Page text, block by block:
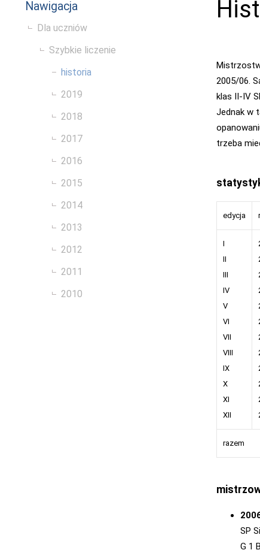
Nawigacja
Dla uczniów
Szybkie liczenie
historia
2019
2018
2017
2016
2015
2014
2013
2012
2011
2010
2005/06.
klas II-IV
Jednak w
trzeba
edycja
I
II
III
IV
V
VI
VII
VIII
IX
X
XI
XII
razem
SP
G 1